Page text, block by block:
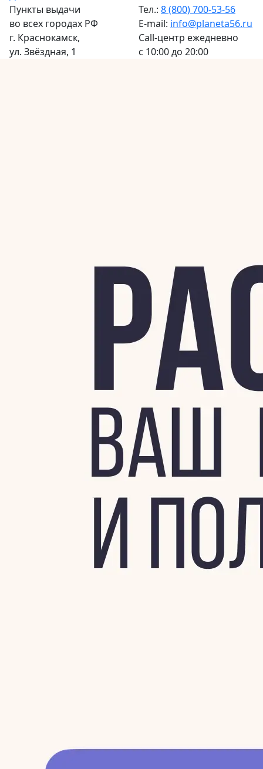
Пункты выдачи
во всех городах РФ
г. Краснокамск,
ул. Звёздная, 1
Тел.: 8 (800) 700-53-56
E-mail: info@planeta56.ru
Call-центр ежедневно
с 10:00 до 20:00